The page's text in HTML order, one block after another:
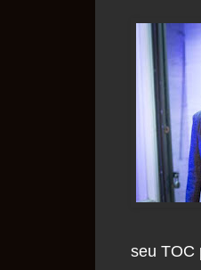
seu TOC